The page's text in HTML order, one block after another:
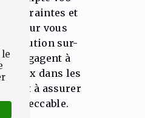
contraintes et
pour vous
solution sur-
s'engagent à
dans les
et à assurer
impeccable.